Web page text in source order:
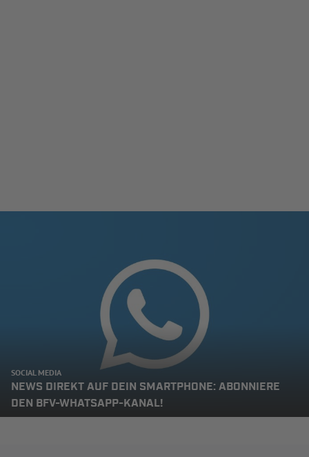
SOCIAL MEDIA
NEWS DIREKT AUF DEIN SMARTPHONE: ABONNIERE
DEN BFV-WHATSAPP-KANAL!